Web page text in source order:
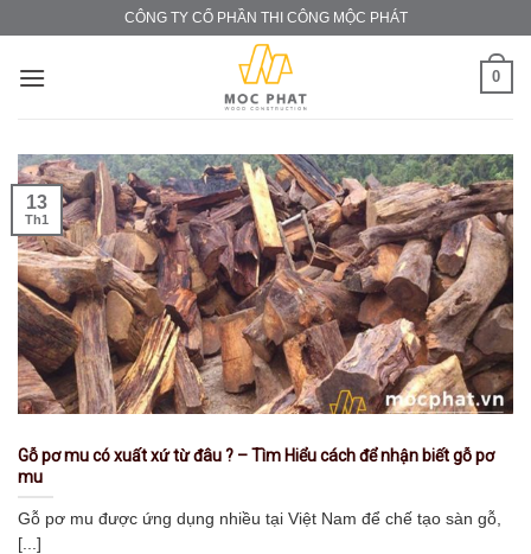
content
CÔNG TY CỔ PHẦN THI CÔNG MỘC PHÁT
0
Gỗ pơ mu có xuất xứ từ đâu ? – Tìm Hiểu cách để nhận biết gỗ pơ
mu
Gỗ pơ mu được ứng dụng nhiều tại Việt Nam để chế tạo sàn gỗ,
[...]
13
Th1